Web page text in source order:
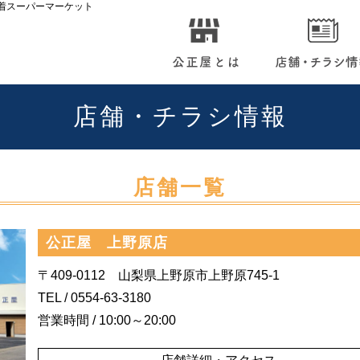
スーパーマーケット
店舗・チラシ情報
店舗一覧
公正屋 上野原店
〒409-0112 山梨県上野原市上野原745-1
TEL / 0554-63-3180
営業時間 / 10:00～20:00